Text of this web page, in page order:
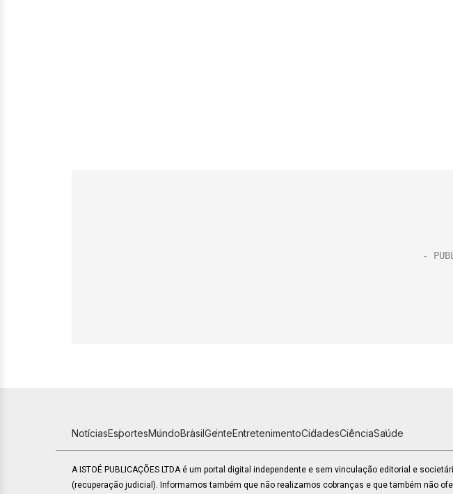
NotíciasEsportesMundoBrasilGenteEntretenimentoCidadesCiênciaSaúde
A ISTOÉ PUBLICAÇÕES LTDA é um portal digital independente e sem vinculação editorial e
(recuperação judicial). Informamos também que não realizamos cobranças e que também não